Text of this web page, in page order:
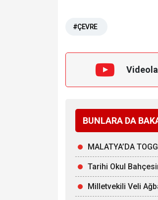
#ÇEVRE
BUNLARA DA
MALATYA’DA
Tarihi Okul
Milletvekili Veli